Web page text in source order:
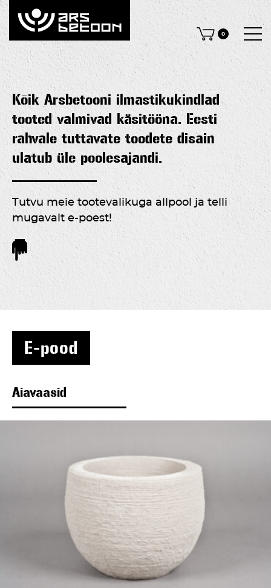
0
Kõik Arsbetooni ilmastikukindlad
tooted valmivad käsitööna. Eesti
rahvale tuttavate toodete disain
ulatub üle poolesajandi.
Tutvu meie tootevalikuga allpool ja telli
mugavalt e-poest!
E-pood
Aiavaasid